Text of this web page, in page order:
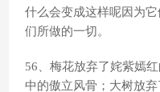
什么会变成这样呢因为
们所做的一切。
56、梅花放弃了姹紫嫣
中的傲立风骨；大树放